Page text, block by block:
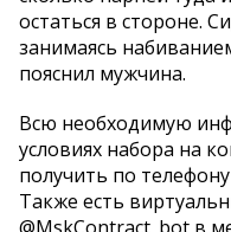
остаться в стороне.
занимаясь
пояснил мужчина.
Всю необходимую
условиях набора на
получить по
Также есть